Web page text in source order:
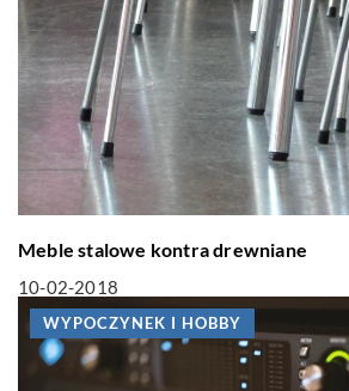
Meble stalowe kontra drewniane
10-02-2018
WYPOCZYNEK I HOBBY